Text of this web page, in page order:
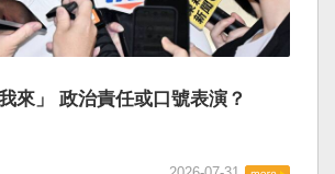
來」 政治責任或口號表演？